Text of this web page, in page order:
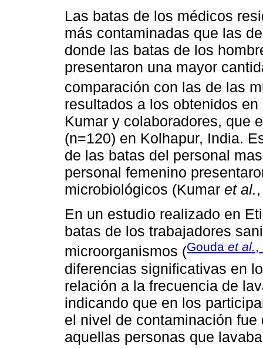
Las batas de los médicos
más contaminadas que las
donde las batas de los
presentaron una mayor
comparación con las de las
resultados a los obtenidos
Kumar y colaboradores, que
(n=120) en Kolhapur, India.
de las batas del personal
personal femenino
microbiológicos (Kumar et al.
En un estudio realizado en
batas de los trabajadores
microorganismos (Gouda et al.,
diferencias significativas en
relación a la frecuencia de
indicando que en los
el nivel de contaminación
aquellas personas que